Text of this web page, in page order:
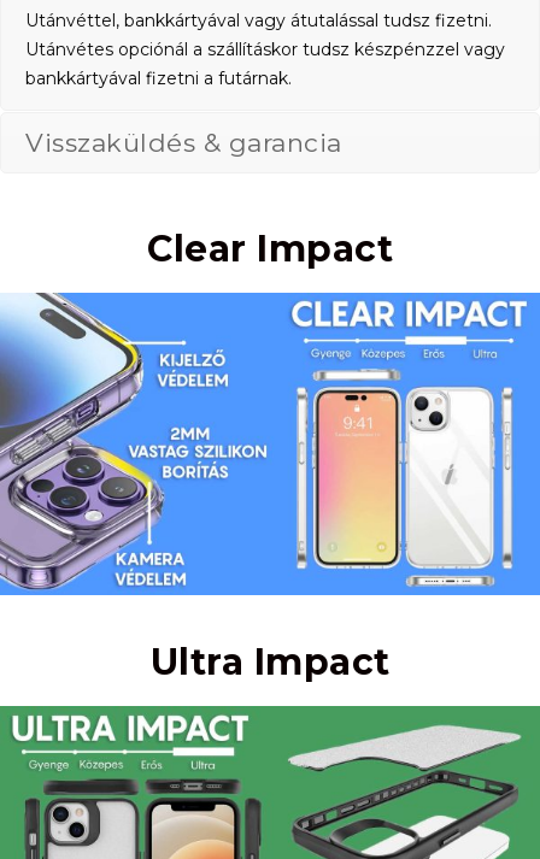
Utánvéttel, bankkártyával vagy átutalással tudsz fizetni.
Utánvétes opciónál a szállításkor tudsz készpénzzel vagy
bankkártyával fizetni a futárnak.
Visszaküldés & garancia
Clear Impact
Ultra Impact